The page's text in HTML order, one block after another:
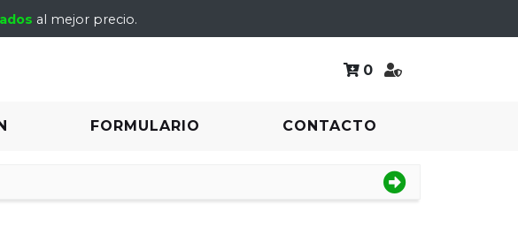
al mejor precio.
0
FORMULARIO CONTACTO